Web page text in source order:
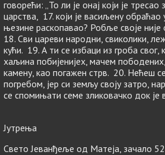
говорећи: „То ли је онај који је
царства, 17. који је васиљену обраћао
њезине раскопавао? Робље своје није
18. Сви цареви народни, свиколики,
кући. 19. А ти се избаци из гроба свог,
хаљина побијенијех, мачем пободених,
камену, као погажен стрв. 20. Нећеш
погребом, јер си земљу своју затро,
се спомињати семе зликовачко док је
Јутрења
Свето Јеванђеље од Матеја, зачало